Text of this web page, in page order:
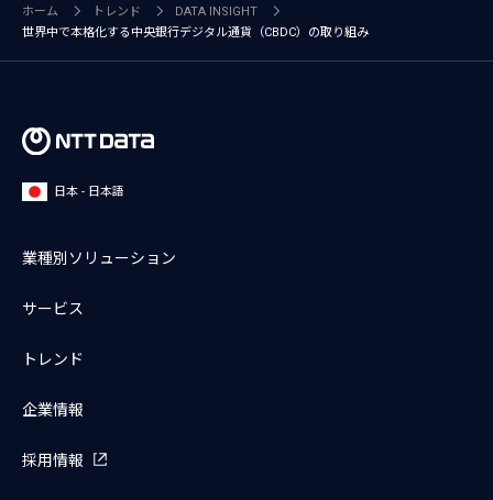
ホーム トレンド
DATA INSIGHT
世界中で本格化する中央銀行デジタル通貨（CBDC）の取り組み
日本 - 日本語
業種別ソリューション
サービス
トレンド
企業情報
採用情報